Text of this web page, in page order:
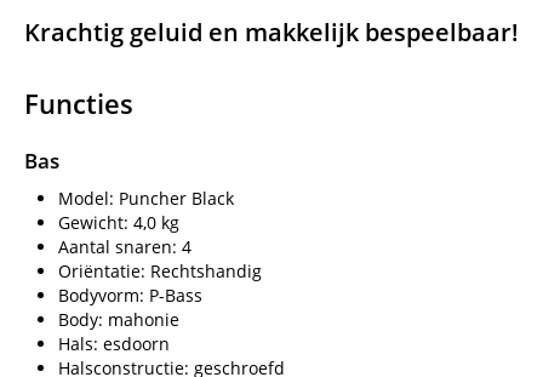
Krachtig geluid en makkelijk bespeelbaar!
Functies
Bas
Model: Puncher Black
Gewicht: 4,0 kg
Aantal snaren: 4
Oriëntatie: Rechtshandig
Bodyvorm: P-Bass
Body: mahonie
Hals: esdoorn
Halsconstructie: geschroefd